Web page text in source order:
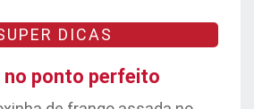
DICAS
no ponto perfeito